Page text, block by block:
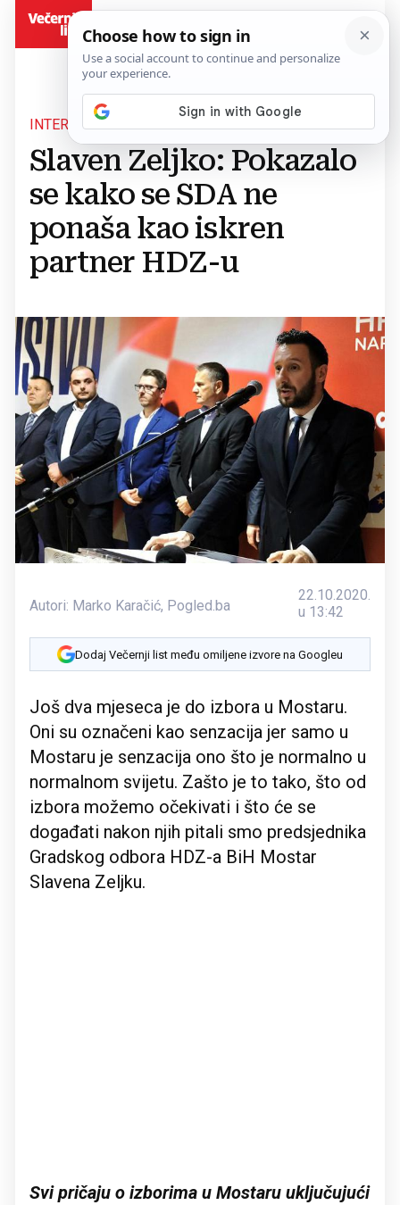
INTERVJU
Slaven Zeljko: Pokazalo
se kako se SDA ne
ponaša kao iskren
partner HDZ-u
Autori: Marko Karačić, Pogled.ba
22.10.2020.
u 13:42
Dodaj Večernji list među omiljene izvore na Googleu
Još dva mjeseca je do izbora u Mostaru.
Oni su označeni kao senzacija jer samo u
Mostaru je senzacija ono što je normalno u
normalnom svijetu. Zašto je to tako, što od
izbora možemo očekivati i što će se
događati nakon njih pitali smo predsjednika
Gradskog odbora HDZ-a BiH Mostar
Slavena Zeljku.
Svi pričaju o izborima u Mostaru uključujući